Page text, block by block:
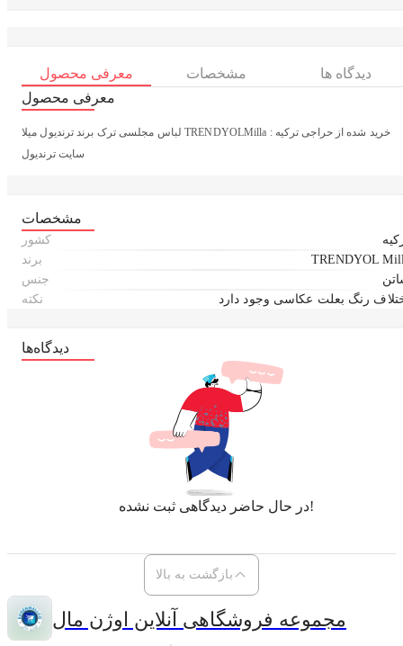
معرفی محصول مشخصات
دیدگاه ها
معرفی محصول
لباس مجلسی ترک برند ترندیول میلا TRENDYOLMilla : خرید شده از حراجی ترکیه
سایت ترندیول
مشخصات
کشور
برند
TRENDYOL
جنس
نکته
رنگ بعلت عکاسی وجود دارد
دیدگاه‌ها
در حال حاضر دیدگاهی ثبت نشده!
مجموعه فروشگاهی آنلاین اوژن مال
بازگشت به بالا